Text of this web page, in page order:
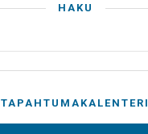
HAKU
TAPAHTUMAKALENTERI